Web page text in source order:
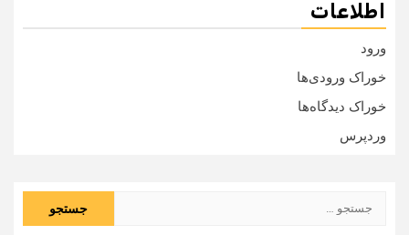
اطلاعات
ورود
خوراک ورودی‌ها
خوراک دیدگاه‌ها
وردپرس